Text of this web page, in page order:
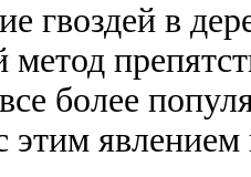
гвоздей в
более
этим